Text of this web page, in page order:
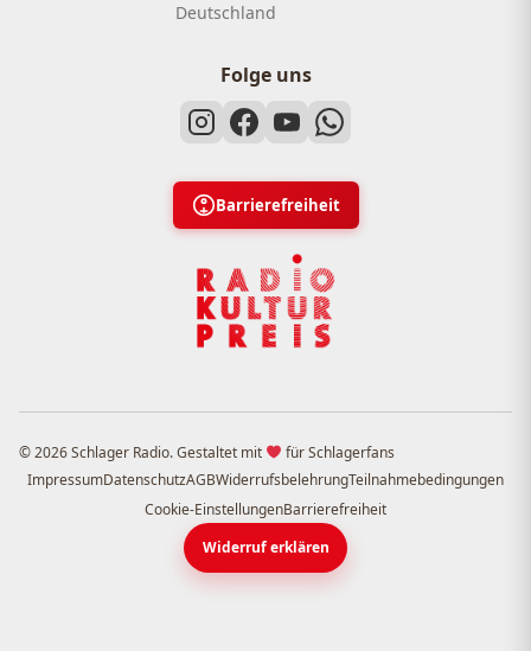
Deutschland
Folge uns
Barrierefreiheit
© 2026 Schlager Radio. Gestaltet mit
für Schlagerfans
ImpressumDatenschutzAGBWiderrufsbelehrungTeilnahmebedingungen
Cookie-EinstellungenBarrierefreiheit
Widerruf erklären